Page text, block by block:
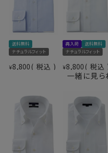
●ポケット無し
ドレッシーで洗練されたスマー
欧米ではドレスシャツの標準
産しました。
●スキッパータイプのイタリア
このシャツは衿と前立ての裏
うに縫い目がなく、1枚の生
衿開きのいいノーネクタイ専用
衿がきれいに開くように第2
ます。
前立て
後身頃
バックダーツ入り
ポケット
ポケットなし
柄
織柄無地
カフス
ラウンドカット
アジャスタブル
コンバーチブルカ
サイズC
S-37～LL-43・
トールM-88・L-
スタイル
生産国
送料無料
ナチュラルフィット
¥8,800 税込
再入荷
送料無料
ナチュラルフィット
¥8,800 税込
一緒に見